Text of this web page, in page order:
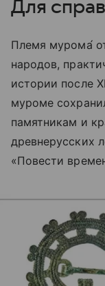
Для
Племя мурома́
народов,
истории после
муроме
памятникам и
древнерусских
«Повести